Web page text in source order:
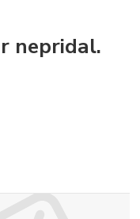
nepridal.